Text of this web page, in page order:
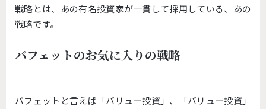
戦略とは、あの有名投資家が一貫して採用している、あの
戦略です。
バフェットのお気に入りの戦略
バフェットと言えば「バリュー投資」、「バリュー投資」